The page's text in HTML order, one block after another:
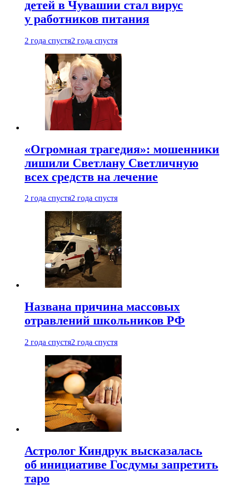
детей в Чувашии стал вирус
у работников питания
2 года спустя2 года спустя
«Огромная трагедия»: мошенники
лишили Светлану Светличную
всех средств на лечение
2 года спустя2 года спустя
Названа причина массовых
отравлений школьников РФ
2 года спустя2 года спустя
Астролог Киндрук высказалась
об инициативе Госдумы запретить
таро